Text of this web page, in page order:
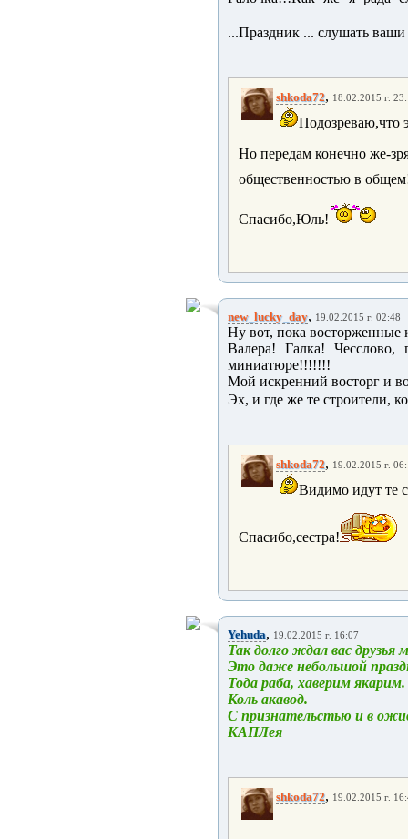
...Праздник ... слушать
shkoda72, 18.02.2015 г.
Подозреваю,что
Но передам конечно же-
общественностью в
Спасибо,Юль!
new_lucky_day, 19.02.2015 г. 02:48
Ну вот, пока восторженные
Валера! Галка!
миниатюре!!!!!!!
Мой искренний восторг и
Эх, и где же те строители,
shkoda72, 19.02.2015 г.
Видимо идут те
Спасибо,сестра!
Yehuda, 19.02.2015 г. 16:07
Так долго ждал вас друзья
Это даже небольшой
Тода раба, хаверим якарим.
Коль акавод.
С признательстью и в
КАПЛея
shkoda72, 19.02.2015 г.